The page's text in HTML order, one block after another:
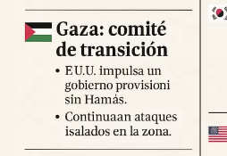
Expertos advierten sobre la
significativas y llaman a
suministros básicos. Las
habilitado centros de atención